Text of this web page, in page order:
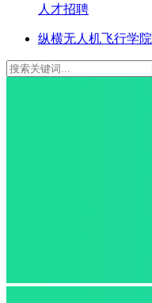
人才招聘
纵横无人机飞行学院